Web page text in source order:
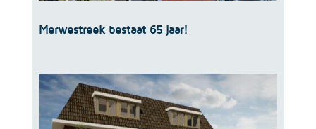
Merwestreek bestaat 65 jaar!